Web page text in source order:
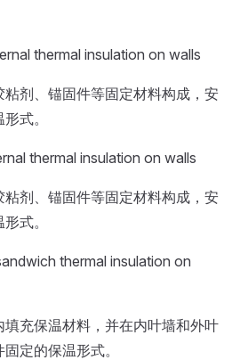
thermal insulation on walls
剂、锚固件等固定材料构成，安
式。
thermal insulation on walls
剂、锚固件等固定材料构成，安
式。
thermal insulation on
充保温材料，并在内叶墙和外叶
定的保温形式。